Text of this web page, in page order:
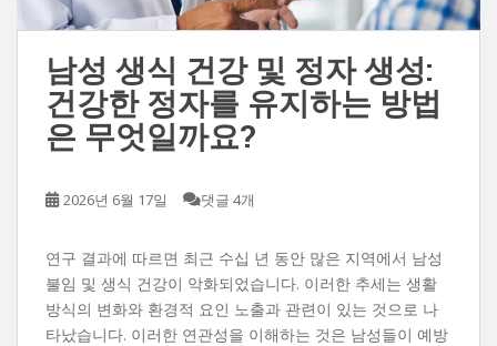
남성 생식 건강 및 정자 생성:
건강한 정자를 유지하는 방법
은 무엇일까요?
2026년 6월 17일 댓글 4개
연구 결과에 따르면 최근 수십 년 동안 많은 지역에서 남성
불임 및 생식 건강이 악화되었습니다. 이러한 추세는 생활
방식의 변화와 환경적 요인 노출과 관련이 있는 것으로 나
타났습니다. 이러한 연관성을 이해하는 것은 남성들이 예방